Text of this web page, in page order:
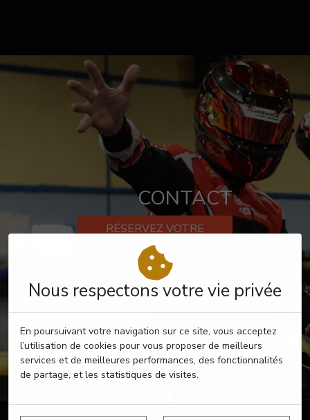
Nous respectons votre vie privée
En poursuivant votre navigation sur ce site, vous acceptez
l’utilisation de cookies pour vous proposer de meilleurs
services et de meilleures performances, des fonctionnalités
de partage, et les statistiques de visites.
CONTACT
RÉSERVEZ VOTRE
PASSAGE